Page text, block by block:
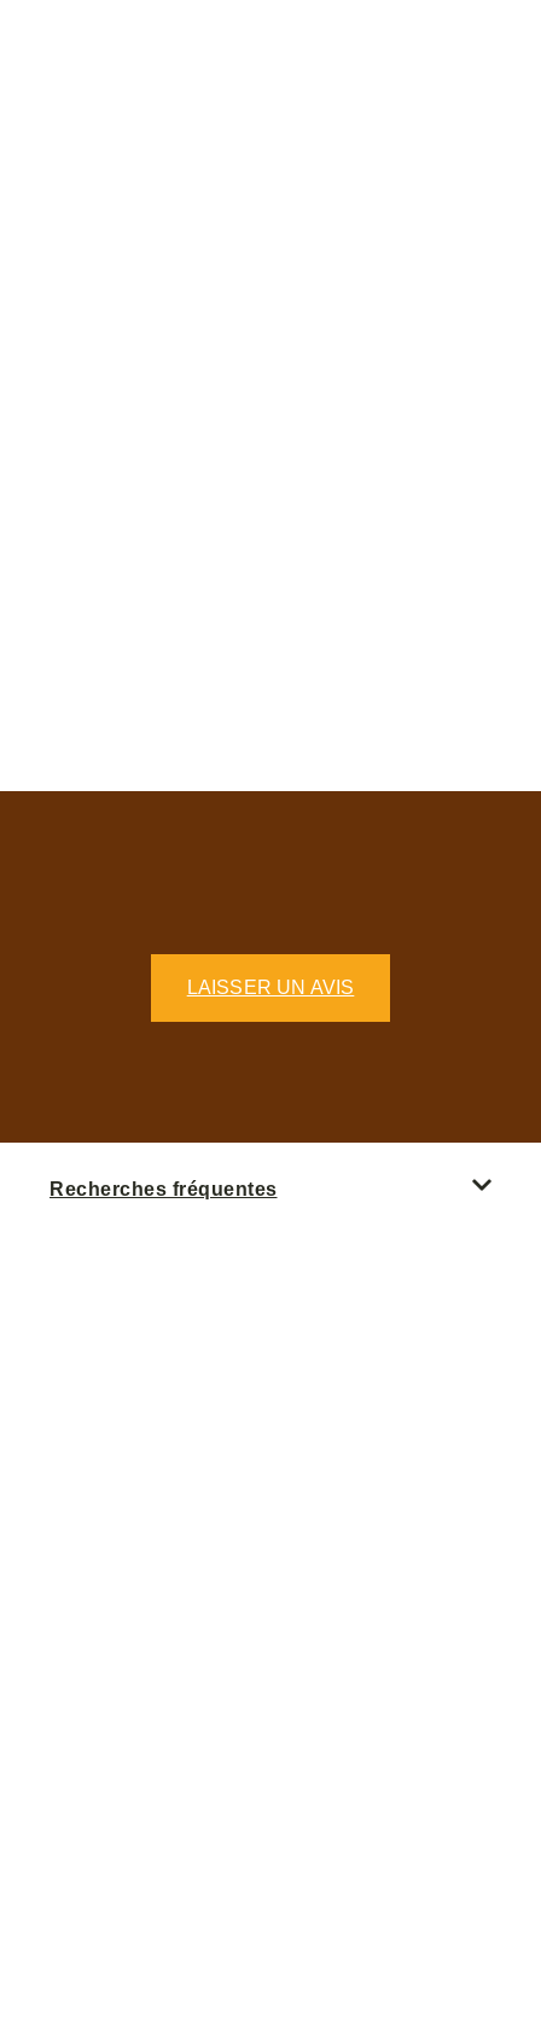
LAISSER UN AVIS
Recherches fréquentes